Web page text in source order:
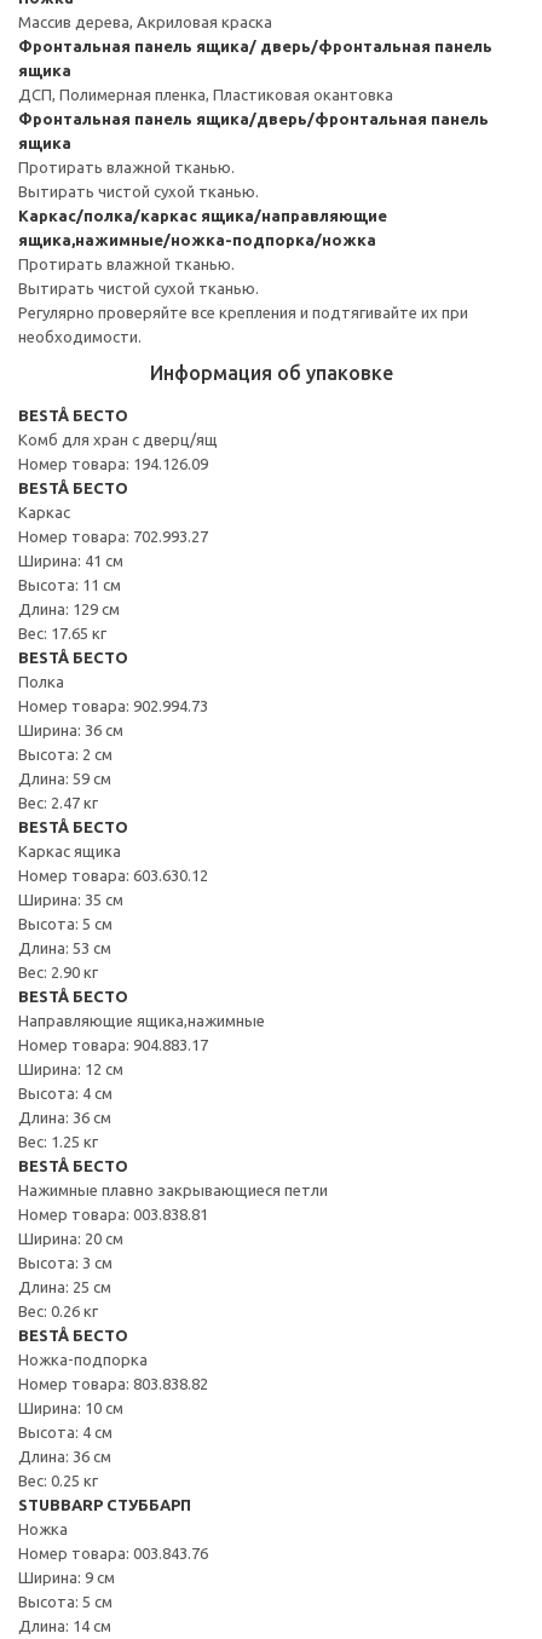
Массив дерева, Акриловая краска
Фронтальная панель ящика/ дверь/фронтальная панель
ящика
ДСП, Полимерная пленка, Пластиковая окантовка
Фронтальная панель ящика/дверь/фронтальная панель
ящика
Протирать влажной тканью.
Вытирать чистой сухой тканью.
Каркас/полка/каркас ящика/направляющие
ящика,нажимные/ножка-подпорка/ножка
Протирать влажной тканью.
Вытирать чистой сухой тканью.
Регулярно проверяйте все крепления и подтягивайте их при
необходимости.
Информация об упаковке
BESTÅ БЕСТО
Комб для хран с дверц/ящ
Номер товара: 194.126.09
BESTÅ БЕСТО
Каркас
Номер товара: 702.993.27
Ширина: 41 см
Высота: 11 см
Длина: 129 см
Вес: 17.65 кг
BESTÅ БЕСТО
Полка
Номер товара: 902.994.73
Ширина: 36 см
Высота: 2 см
Длина: 59 см
Вес: 2.47 кг
BESTÅ БЕСТО
Каркас ящика
Номер товара: 603.630.12
Ширина: 35 см
Высота: 5 см
Длина: 53 см
Вес: 2.90 кг
BESTÅ БЕСТО
Направляющие ящика,нажимные
Номер товара: 904.883.17
Ширина: 12 см
Высота: 4 см
Длина: 36 см
Вес: 1.25 кг
BESTÅ БЕСТО
Нажимные плавно закрывающиеся петли
Номер товара: 003.838.81
Ширина: 20 см
Высота: 3 см
Длина: 25 см
Вес: 0.26 кг
BESTÅ БЕСТО
Ножка-подпорка
Номер товара: 803.838.82
Ширина: 10 см
Высота: 4 см
Длина: 36 см
Вес: 0.25 кг
STUBBARP СТУББАРП
Ножка
Номер товара: 003.843.76
Ширина: 9 см
Высота: 5 см
Длина: 14 см